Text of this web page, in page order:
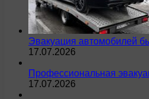
Эвакуация автомобилей
17.07.2026
Профессиональная
17.07.2026